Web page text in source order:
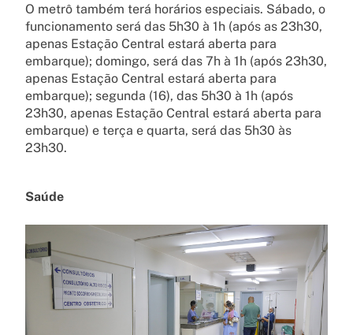
O metrô também terá horários especiais. Sábado, o
funcionamento será das 5h30 à 1h (após as 23h30,
apenas Estação Central estará aberta para
embarque); domingo, será das 7h à 1h (após 23h30,
apenas Estação Central estará aberta para
embarque); segunda (16), das 5h30 à 1h (após
23h30, apenas Estação Central estará aberta para
embarque) e terça e quarta, será das 5h30 às
23h30.
Saúde